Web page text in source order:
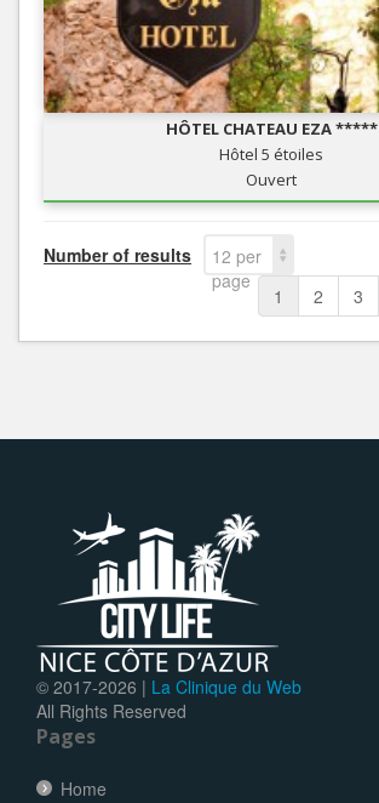
HÔTEL CHATEAU EZA *****
Hôtel 5 étoiles
Ouvert
Number of results
12 per
page
1 2 3
© 2017-2026 | La Clinique du Web
All Rights Reserved
Pages
Home